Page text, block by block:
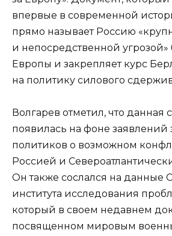
впервые в современной
прямо называет Россию
и непосредственной угрозой»
Европы и закрепляет курс
на политику силового
Волгарев отметил, что данная
появилась на фоне заявлений
политиков о возможном
Россией и
Он также сослался на данные
института исследования
который в своем недавнем
посвященном мировым